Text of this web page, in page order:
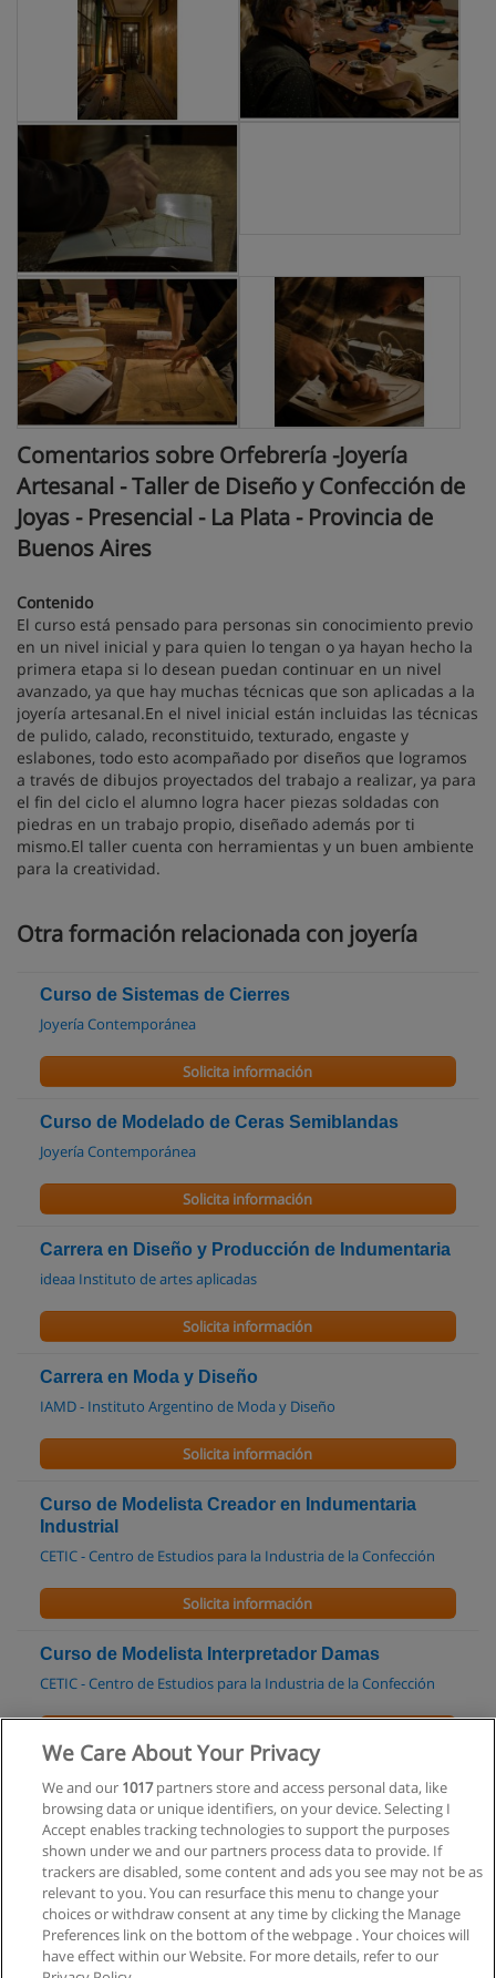
Comentarios sobre Orfebrería -Joyería
Artesanal - Taller de Diseño y Confección de
Joyas - Presencial - La Plata - Provincia de
Buenos Aires
Contenido
El curso está pensado para personas sin conocimiento previo
en un nivel inicial y para quien lo tengan o ya hayan hecho la
primera etapa si lo desean puedan continuar en un nivel
avanzado, ya que hay muchas técnicas que son aplicadas a la
joyería artesanal.En el nivel inicial están incluidas las técnicas
de pulido, calado, reconstituido, texturado, engaste y
eslabones, todo esto acompañado por diseños que logramos
a través de dibujos proyectados del trabajo a realizar, ya para
el fin del ciclo el alumno logra hacer piezas soldadas con
piedras en un trabajo propio, diseñado además por ti
mismo.El taller cuenta con herramientas y un buen ambiente
para la creatividad.
Otra formación relacionada con joyería
Curso de Sistemas de Cierres
Joyería Contemporánea
Solicita información
Curso de Modelado de Ceras Semiblandas
Joyería Contemporánea
Solicita información
Carrera en Diseño y Producción de Indumentaria
ideaa Instituto de artes aplicadas
Solicita información
Carrera en Moda y Diseño
IAMD - Instituto Argentino de Moda y Diseño
Solicita información
Curso de Modelista Creador en Indumentaria
Industrial
CETIC - Centro de Estudios para la Industria de la Confección
Solicita información
Curso de Modelista Interpretador Damas
CETIC - Centro de Estudios para la Industria de la Confección
Curso de Modelista Interpretador Hombres
CETIC - Centro de Estudios para la Industria de la Confección
Solicita información
We Care About Your Privacy
We and our 1017partners store and access personal data, like
browsing data or unique identifiers, on your device. Selecting I
Accept enables tracking technologies to support the purposes
shown under we and our partners process data to provide. If
trackers are disabled, some content and ads you see may not be as
relevant to you. You can resurface this menu to change your
choices or withdraw consent at any time by clicking the Manage
Preferences link on the bottom of the webpage . Your choices will
have effect within our Website. For more details, refer to our